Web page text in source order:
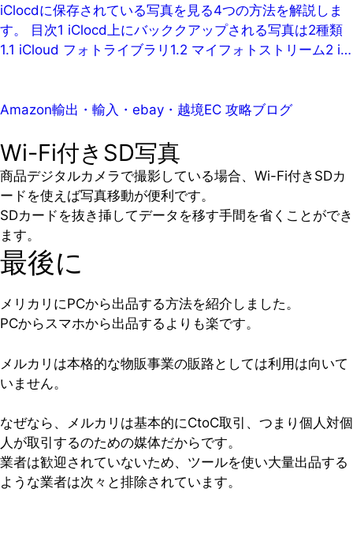
iClocdに保存されている写真を見る4つの方法を解説しま
す。 目次1 iClocd上にバッククアップされる写真は2種類
1.1 iCloud フォトライブラリ1.2 マイフォトストリーム2 i…
Amazon輸出・輸入・ebay・越境EC 攻略ブログ
Wi-Fi付きSD写真
商品デジタルカメラで撮影している場合、Wi-Fi付きSDカ
ードを使えば写真移動が便利です。
SDカードを抜き挿してデータを移す手間を省くことができ
ます。
最後に
メリカリにPCから出品する方法を紹介しました。
PCからスマホから出品するよりも楽です。
メルカリは本格的な物販事業の販路としては利用は向いて
いません。
なぜなら、メルカリは基本的にCtoC取引、つまり個人対個
人が取引するのための媒体だからです。
業者は歓迎されていないため、ツールを使い大量出品する
ような業者は次々と排除されています。